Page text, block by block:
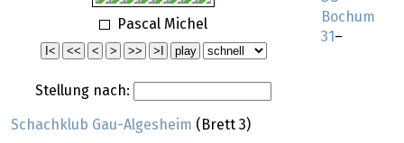
Pascal Michel
Stellung nach:
Bochum
31 –
Schachklub Gau-Algesheim (Brett 3)